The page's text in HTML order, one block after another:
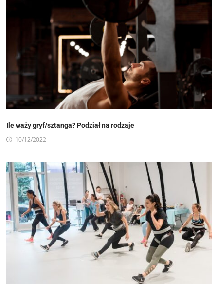
Ile waży gryf/sztanga? Podział na rodzaje
10/12/2022